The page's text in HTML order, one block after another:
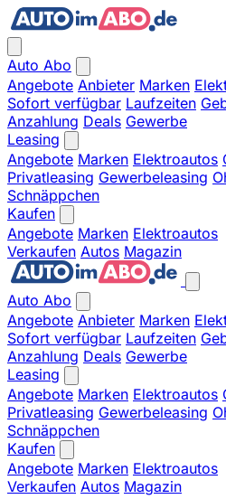
Auto Abo
Angebote Anbieter Marken
Sofort verfügbar Laufzeiten
Anzahlung Deals Gewerbe
Leasing
Angebote Marken Elektroautos
Privatleasing Gewerbeleasing
Schnäppchen
Kaufen
Angebote Marken Elektroautos
Verkaufen Autos Magazin
Auto Abo
Angebote Anbieter Marken
Sofort verfügbar Laufzeiten
Anzahlung Deals Gewerbe
Leasing
Angebote Marken Elektroautos
Privatleasing Gewerbeleasing
Schnäppchen
Kaufen
Angebote Marken Elektroautos
Verkaufen Autos Magazin